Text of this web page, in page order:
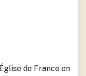
et équipements
– Etat-Civil
de France en